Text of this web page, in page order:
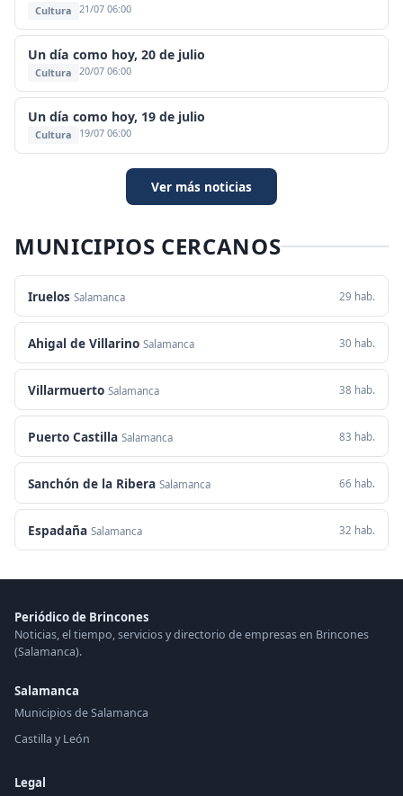
Cultura 21/07 06:00
Un día como hoy, 20 de julio
Cultura 20/07 06:00
Un día como hoy, 19 de julio
Cultura 19/07 06:00
Ver más noticias
MUNICIPIOS CERCANOS
Iruelos Salamanca 29 hab.
Ahigal de Villarino Salamanca 30 hab.
Villarmuerto Salamanca 38 hab.
Puerto Castilla Salamanca 83 hab.
Sanchón de la Ribera Salamanca 66 hab.
Espadaña Salamanca 32 hab.
Periódico de Brincones
Noticias, el tiempo, servicios y directorio de empresas en Brincones
(Salamanca).
Salamanca
Municipios de Salamanca
Castilla y León
Legal